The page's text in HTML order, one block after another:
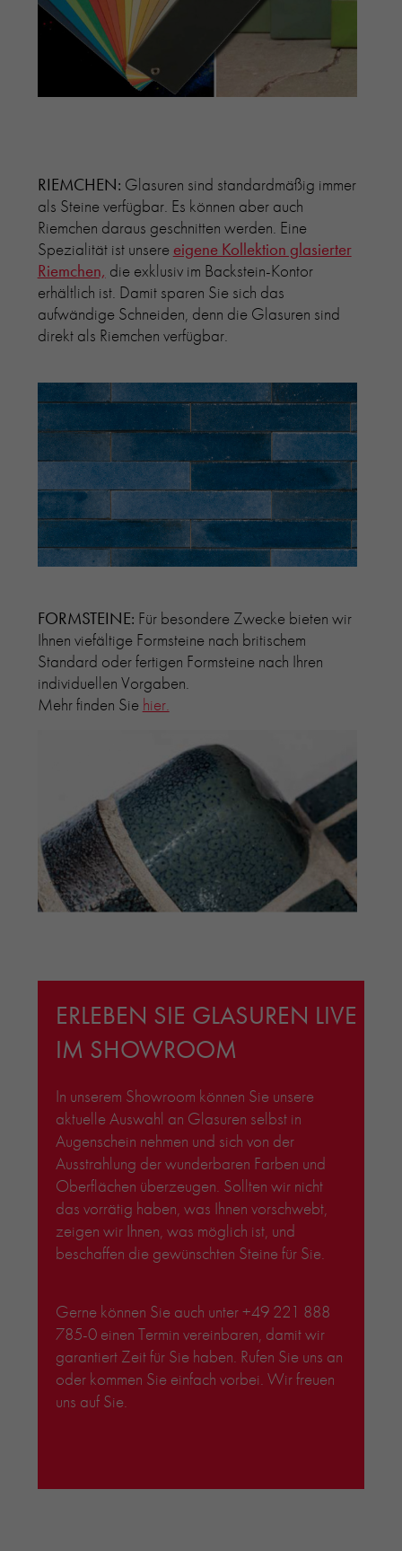
RIEMCHEN: Glasuren sind standardmäßig immer
als Steine verfügbar. Es können aber auch
Riemchen daraus geschnitten werden. Eine
Spezialität ist unsere eigene Kollektion glasierter
Riemchen, die exklusiv im Backstein-Kontor
erhältlich ist. Damit sparen Sie sich das
aufwändige Schneiden, denn die Glasuren sind
direkt als Riemchen verfügbar.
FORMSTEINE: Für besondere Zwecke bieten wir
Ihnen viefältige Formsteine nach britischem
Standard oder fertigen Formsteine nach Ihren
individuellen Vorgaben.
Mehr finden Sie hier.
ERLEBEN SIE GLASUREN LIVE
IM SHOWROOM
In unserem Showroom können Sie unsere
aktuelle Auswahl an Glasuren selbst in
Augenschein nehmen und sich von der
Ausstrahlung der wunderbaren Farben und
Oberflächen überzeugen. Sollten wir nicht
das vorrätig haben, was Ihnen vorschwebt,
zeigen wir Ihnen, was möglich ist, und
beschaffen die gewünschten Steine für Sie.
Gerne können Sie auch unter +49 221 888
785-0 einen Termin vereinbaren, damit wir
garantiert Zeit für Sie haben. Rufen Sie uns an
oder kommen Sie einfach vorbei. Wir freuen
uns auf Sie.